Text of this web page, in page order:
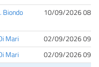
Biondo 10/09/2026
Mari
02/09/2026
Mari
02/09/2026